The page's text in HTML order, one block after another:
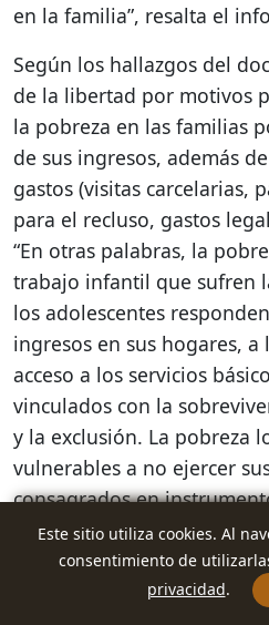
en la familia”, resalta el
Según los hallazgos del
de la libertad por motivos
la pobreza en las familias
de sus ingresos, además
gastos (visitas carcelarias,
para el recluso, gastos
“En otras palabras, la
trabajo infantil que sufren
los adolescentes
ingresos en sus hogares,
acceso a los servicios
vinculados con la
y la exclusión. La pobreza
vulnerables a no ejercer
consagrados en
plantea la UDJ.
Socorro sigue alternando
trabajo de su mamá y la
Este sitio utiliza cookies. Al
consentimiento de
privacidad.